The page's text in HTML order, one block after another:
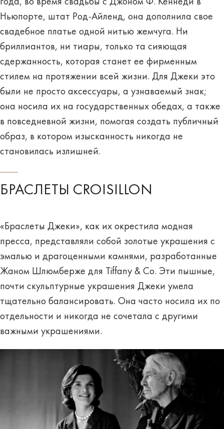
Ньюпорте, штат Род-Айленд, она дополнила свое
свадебное платье одной нитью жемчуга. Ни
бриллиантов, ни тиары, только та сияющая
сдержанность, которая станет ее фирменным
стилем на протяжении всей жизни. Для Джеки это
были не просто аксессуары, а узнаваемый знак;
она носила их на государственных обедах, а также
в повседневной жизни, помогая создать публичный
образ, в котором изысканность никогда не
становилась излишней.
БРАСЛЕТЫ CROISILLON
«Браслеты Джеки», как их окрестила модная
пресса, представляли собой золотые украшения с
эмалью и драгоценными камнями, разработанные
Жаном Шлюмберже для Tiffany & Co. Эти пышные,
почти скульптурные украшения Джеки умела
тщательно балансировать. Она часто носила их по
отдельности и никогда не сочетала с другими
важными украшениями.